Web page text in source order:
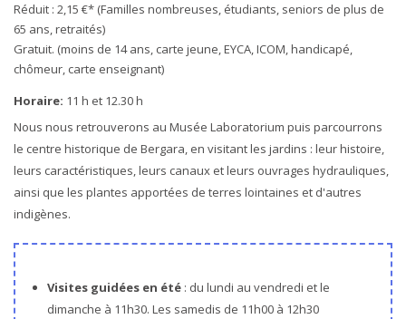
Réduit : 2,15 €* (Familles nombreuses, étudiants, seniors de plus de
65 ans, retraités)
Gratuit. (moins de 14 ans, carte jeune, EYCA, ICOM, handicapé,
chômeur, carte enseignant)
Horaire: 11 h et 12.30 h
Nous nous retrouverons au Musée Laboratorium puis parcourrons
le centre historique de Bergara, en visitant les jardins : leur histoire,
leurs caractéristiques, leurs canaux et leurs ouvrages hydrauliques,
ainsi que les plantes apportées de terres lointaines et d'autres
indigènes.
Visites guidées en été : du lundi au vendredi et le
dimanche à 11h30. Les samedis de 11h00 à 12h30